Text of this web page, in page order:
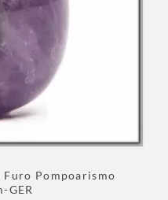
Furo Pompoarismo
GER